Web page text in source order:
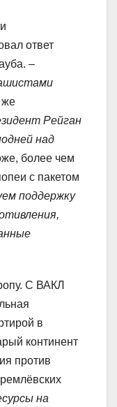
ответ
–
же
Рейган
над
более чем
с пакетом
поддержку
С ВАКЛ
в
континент
против
на